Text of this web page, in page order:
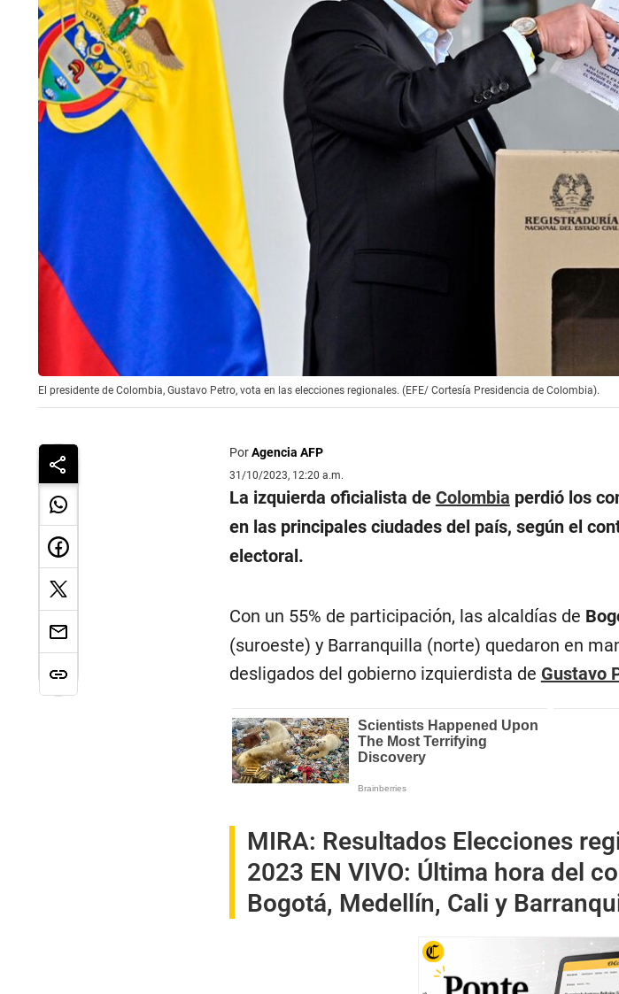
El presidente de Colombia, Gustavo Petro, vota en las elecciones regionales. (EFE/ Cortesía Presidencia de Colombia).
PorAgencia AFP
31/10/2023, 12:20 a.m.
La izquierda oficialista de Colombia perdió los
en las principales ciudades del país, según el
electoral.
Con un 55% de participación, las alcaldías de
(suroeste) y Barranquilla (norte) quedaron en
desligados del gobierno izquierdista de Gustavo
MIRA: Resultados Elecciones
2023 EN VIVO: Última hora del
Bogotá, Medellín, Cali y